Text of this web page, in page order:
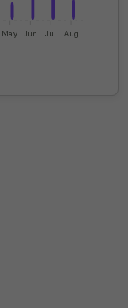
May Jun Jul Aug